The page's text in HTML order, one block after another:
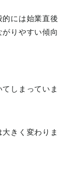
には始業直後
りやすい傾向
しまっていま
きく変わりま